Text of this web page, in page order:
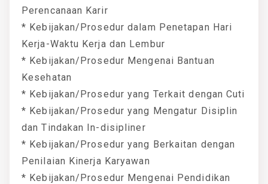
Perencanaan Karir
* Kebijakan/Prosedur dalam Penetapan Hari
Kerja-Waktu Kerja dan Lembur
* Kebijakan/Prosedur Mengenai Bantuan
Kesehatan
* Kebijakan/Prosedur yang Terkait dengan Cuti
* Kebijakan/Prosedur yang Mengatur Disiplin
dan Tindakan In-disipliner
* Kebijakan/Prosedur yang Berkaitan dengan
Penilaian Kinerja Karyawan
* Kebijakan/Prosedur Mengenai Pendidikan